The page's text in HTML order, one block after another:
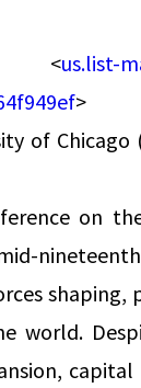
<us.list-
>
of
on
world.